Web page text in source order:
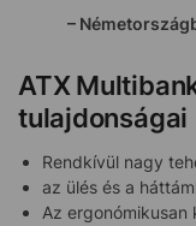
–
ATX
tulajdonságai
Rendkívül nagy
az ülés és a
Az